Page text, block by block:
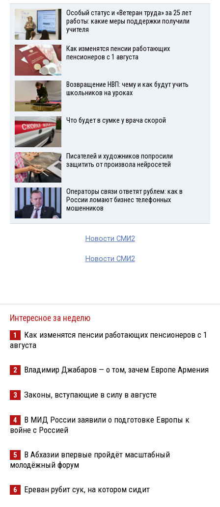
Особый статус и «Ветеран труда» за 25 лет
работы: какие меры поддержки получили
учителя
Как изменятся пенсии работающих
пенсионеров с 1 августа
Возвращение НВП: чему и как будут учить
школьников на уроках
Что будет в сумке у врача скорой
Писателей и художников попросили
защитить от произвола нейросетей
Операторы связи ответят рублем: как в
России ломают бизнес телефонных
мошенников
Новости СМИ2
Новости СМИ2
Интересное за неделю
1
Как изменятся пенсии работающих пенсионеров с 1
августа
2 Владимир Джабаров — о том, зачем Европе Армения
3 Законы, вступающие в силу в августе
4
В МИД России заявили о подготовке Европы к
войне с Россией
5
В Абхазии впервые пройдёт масштабный
молодёжный форум
6 Ереван рубит сук, на котором сидит